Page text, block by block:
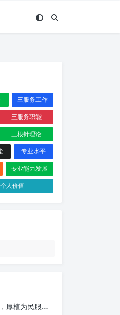
三服务工作
三服务职能
三根针理论
专业水平
专业能力发展
个人价值
践行正确政绩观，厚植为民服务根基：迈向高质量发展的根本遵循